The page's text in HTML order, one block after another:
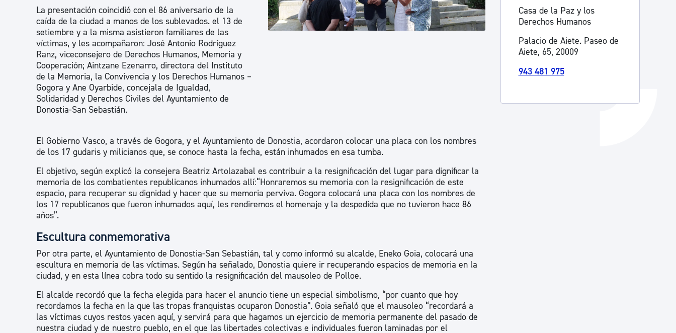
La ciudad futura
Agenda cultural
Portal de transparencia
La presentación coincidió con el 86 aniversario de la
caída de la ciudad a manos de los sublevados. el 13 de
setiembre y a la misma asistieron familiares de las
víctimas, y les acompañaron: José Antonio Rodríguez
Ranz, viceconsejero de Derechos Humanos, Memoria y
Cooperación; Aintzane Ezenarro, directora del Instituto
de la Memoria, la Convivencia y los Derechos Humanos –
Gogora y Ane Oyarbide, concejala de Igualdad,
Solidaridad y Derechos Civiles del Ayuntamiento de
Donostia-San Sebastián.
El Gobierno Vasco, a través de Gogora, y el Ayuntamiento de Donostia, acordaron colocar una placa con los nombres
de los 17 gudaris y milicianos que, se conoce hasta la fecha, están inhumados en esa tumba.
El objetivo, según explicó la consejera Beatriz Artolazabal es contribuir a la resignificación del lugar para dignificar la
memoria de los combatientes republicanos inhumados allí:“Honraremos su memoria con la resignificación de este
espacio, para recuperar su dignidad y hacer que su memoria perviva. Gogora colocará una placa con los nombres de
los 17 republicanos que fueron inhumados aquí, les rendiremos el homenaje y la despedida que no tuvieron hace 86
años”.
Escultura conmemorativa
Por otra parte, el Ayuntamiento de Donostia-San Sebastián, tal y como informó su alcalde, Eneko Goia, colocará una
escultura en memoria de las víctimas. Según ha señalado, Donostia quiere ir recuperando espacios de memoria en la
ciudad, y en esta línea cobra todo su sentido la resignificación del mausoleo de Polloe.
El alcalde recordó que la fecha elegida para hacer el anuncio tiene un especial simbolismo, “por cuanto que hoy
recordamos la fecha en la que las tropas franquistas ocuparon Donostia”. Goia señaló que el mausoleo “recordará a
las víctimas cuyos restos yacen aquí, y servirá para que hagamos un ejercicio de memoria permanente del pasado de
nuestra ciudad y de nuestro pueblo, en el que las libertades colectivas e individuales fueron laminadas por el
Casa de la Paz y los
Derechos Humanos
Palacio de Aiete. Paseo de
Aiete, 65, 20009
943 481 975